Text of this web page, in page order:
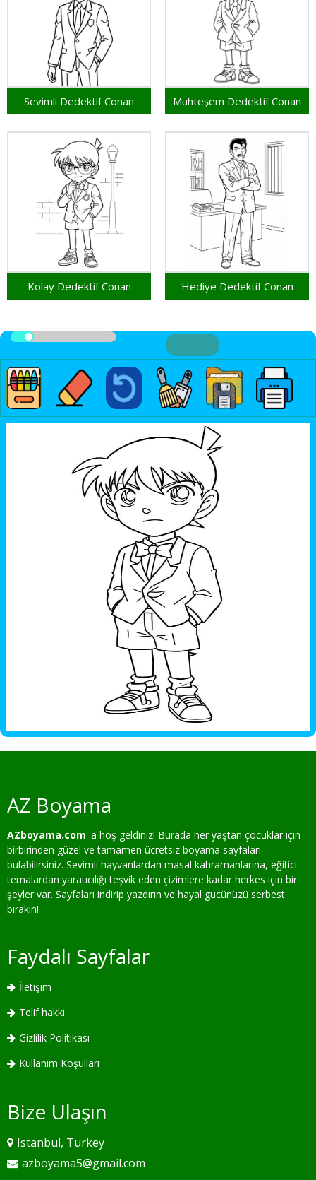
Sevimli Dedektif Conan Muhteşem Dedektif Conan
Kolay Dedektif Conan Hediye Dedektif Conan
AZ Boyama
AZboyama.com 'a hoş geldiniz! Burada her yaştan çocuklar için
birbirinden güzel ve tamamen ücretsiz boyama sayfaları
bulabilirsiniz. Sevimli hayvanlardan masal kahramanlarına, eğitici
temalardan yaratıcılığı teşvik eden çizimlere kadar herkes için bir
şeyler var. Sayfaları indirip yazdırın ve hayal gücünüzü serbest
bırakın!
Faydalı Sayfalar
İletişim
Telif hakkı
Gizlilik Politikası
Kullanım Koşulları
Bize Ulaşın
Istanbul, Turkey
azboyama5@gmail.com